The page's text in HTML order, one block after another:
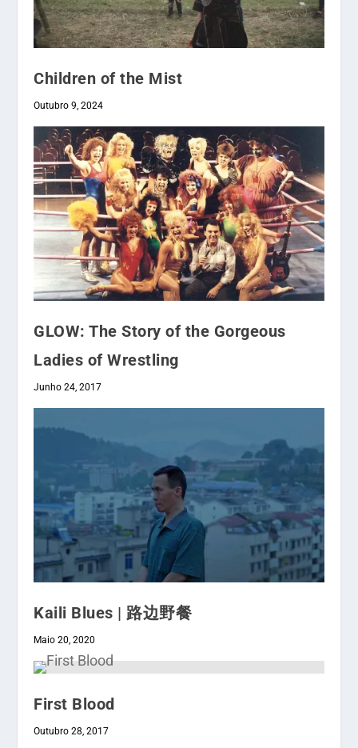
Children of the Mist
Outubro 9, 2024
GLOW: The Story of the Gorgeous
Ladies of Wrestling
Junho 24, 2017
Kaili Blues | 路边野餐
Maio 20, 2020
First Blood
Outubro 28, 2017